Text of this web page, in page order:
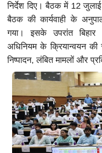
निर्देश दिए। बैठक में 12
बैठक की कार्यवाही के
गया। इसके उपरांत बिहार
अधिनियम के क्रियान्वयन की
निष्पादन, लंबित मामलों और